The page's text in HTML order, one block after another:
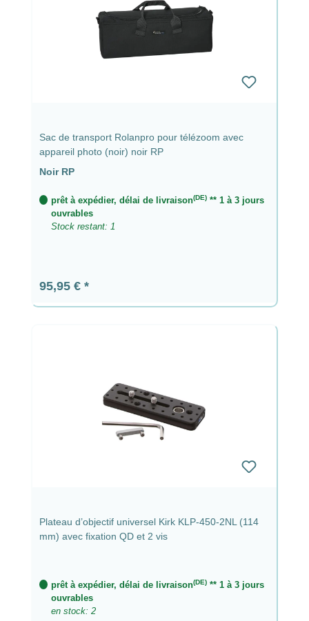
Sac de transport Rolanpro pour télézoom avec
appareil photo (noir) noir RP
Noir RP
prêt à expédier, délai de livraison(DE)** 1 à 3 jours
ouvrables
Stock restant: 1
Prix régulier :
95,95 €
Plateau d’objectif universel Kirk KLP-450-2NL (114
mm) avec fixation QD et 2 vis
prêt à expédier, délai de livraison(DE)** 1 à 3 jours
ouvrables
en stock: 2